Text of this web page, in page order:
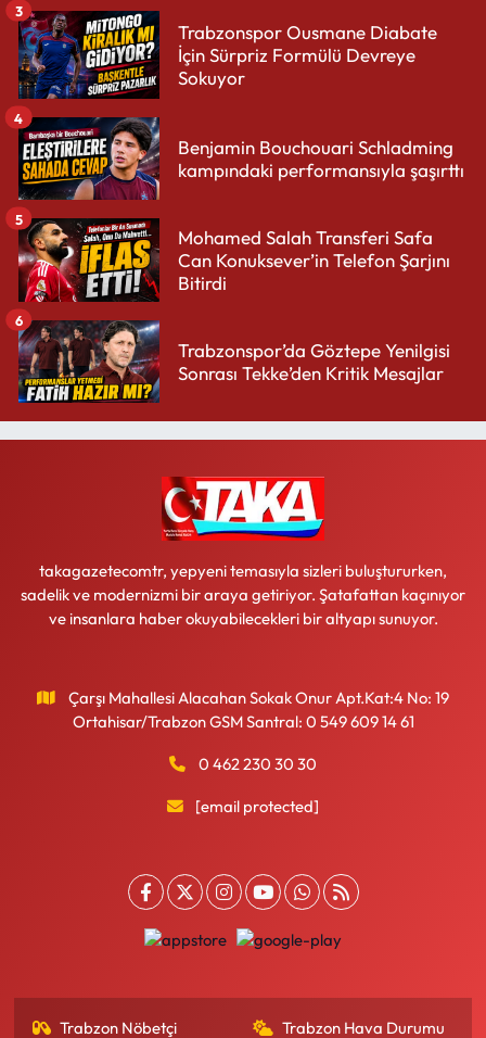
Trabzonspor Ousmane Diabate
İçin Sürpriz Formülü Devreye
Sokuyor
3
Benjamin Bouchouari Schladming
kampındaki performansıyla şaşırttı
4
Mohamed Salah Transferi Safa
Can Konuksever’in Telefon Şarjını
Bitirdi
5
Trabzonspor’da Göztepe Yenilgisi
Sonrası Tekke’den Kritik Mesajlar
6
takagazetecomtr, yepyeni temasıyla sizleri buluştururken,
sadelik ve modernizmi bir araya getiriyor. Şatafattan kaçınıyor
ve insanlara haber okuyabilecekleri bir altyapı sunuyor.
Çarşı Mahallesi Alacahan Sokak Onur Apt.Kat:4 No: 19
Ortahisar/Trabzon GSM Santral: 0 549 609 14 61
0 462 230 30 30
[email protected]
Trabzon Nöbetçi Trabzon Hava Durumu